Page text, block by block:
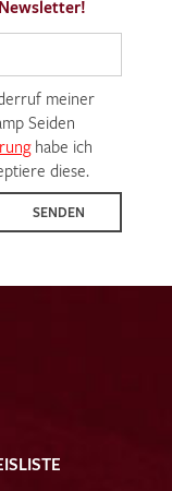
meiner
Seiden
habe ich
diese.
SENDEN